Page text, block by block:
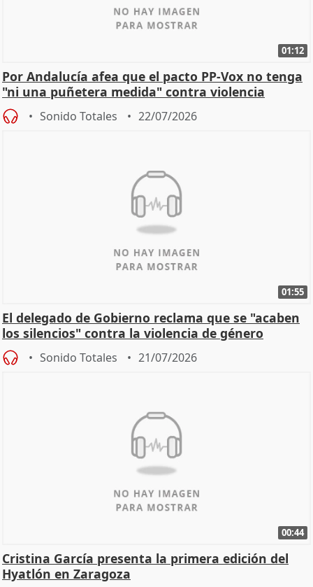
01:12
Por Andalucía afea que el pacto PP-Vox no tenga
"ni una puñetera medida" contra violencia
machista
Sonido Totales 22/07/2026
01:55
El delegado de Gobierno reclama que se "acaben
los silencios" contra la violencia de género
Sonido Totales 21/07/2026
00:44
Cristina García presenta la primera edición del
Hyatlón en Zaragoza